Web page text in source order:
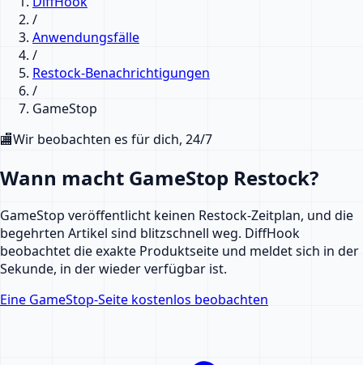
/
Anwendungsfälle
/
Restock-Benachrichtigungen
/
GameStop
🏬Wir beobachten es für dich, 24/7
Wann macht GameStop Restock?
GameStop veröffentlicht keinen Restock-Zeitplan, und die
begehrten Artikel sind blitzschnell weg. DiffHook
beobachtet die exakte Produktseite und meldet sich in der
Sekunde, in der wieder verfügbar ist.
Eine GameStop-Seite kostenlos beobachten